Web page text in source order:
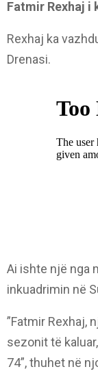
Fatmir Rexhaj i
Rexhaj ka
Drenasi.
Ai ishte një nga
inkuadrimin në
”Fatmir Rexhaj,
sezonit të
74”, thuhet në